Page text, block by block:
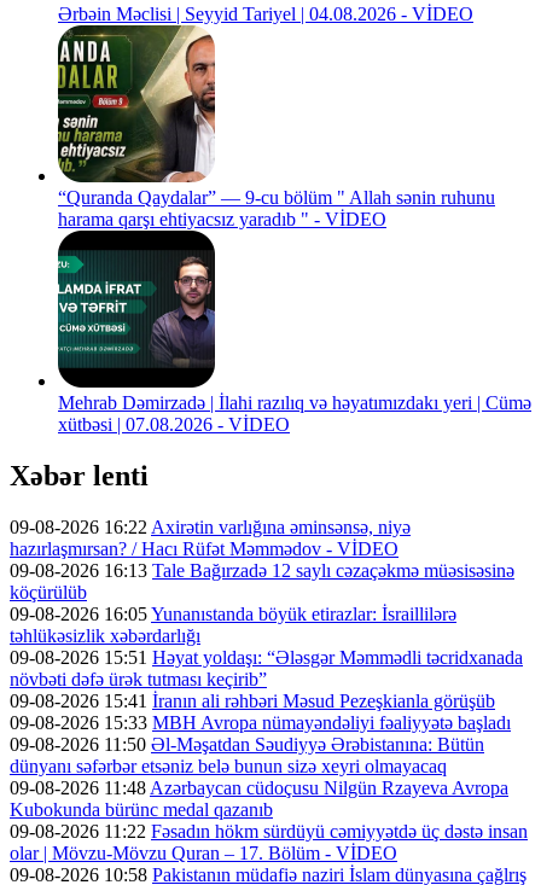
Ərbəin Məclisi | Seyyid Tariyel | 04.08.2026 - VİDEO
“Quranda Qaydalar” — 9-cu bölüm " Allah sənin ruhunu
harama qarşı ehtiyacsız yaradıb " - VİDEO
Mehrab Dəmirzadə | İlahi razılıq və həyatımızdakı yeri | Cümə
xütbəsi | 07.08.2026 - VİDEO
Xəbər lenti
09-08-2026 16:22 Axirətin varlığına əminsənsə, niyə
hazırlaşmırsan? / Hacı Rüfət Məmmədov - VİDEO
09-08-2026 16:13 Tale Bağırzadə 12 saylı cəzaçəkmə müəsisəsinə
köçürülüb
09-08-2026 16:05Yunanıstanda böyük etirazlar: İsraillilərə
təhlükəsizlik xəbərdarlığı
09-08-2026 15:51 Həyat yoldaşı: “Ələsgər Məmmədli təcridxanada
növbəti dəfə ürək tutması keçirib”
09-08-2026 15:41 İranın ali rəhbəri Məsud Pezeşkianla görüşüb
09-08-2026 15:33 MBH Avropa nümayəndəliyi fəaliyyətə başladı
09-08-2026 11:50 Əl-Məşatdan Səudiyyə Ərəbistanına: Bütün
dünyanı səfərbər etsəniz belə bunun sizə xeyri olmayacaq
09-08-2026 11:48 Azərbaycan cüdoçusu Nilgün Rzayeva Avropa
Kubokunda bürünc medal qazanıb
09-08-2026 11:22 Fəsadın hökm sürdüyü cəmiyyətdə üç dəstə insan
olar | Mövzu-Mövzu Quran – 17. Bölüm - VİDEO
09-08-2026 10:58 Pakistanın müdafiə naziri İslam dünyasına çağlrış